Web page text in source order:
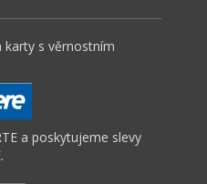
karty s věrnostním
a poskytujeme slevy